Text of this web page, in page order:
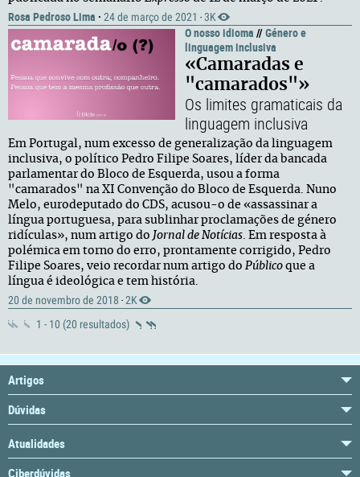
Rosa Pedroso Lima · 24 de março de 2021 · 3K
O nosso idioma //Género e
linguagem inclusiva
«Camaradas e
"camarados"»
Os limites gramaticais da
linguagem inclusiva
Em Portugal, num excesso de generalização da linguagem
inclusiva, o político Pedro Filipe Soares, líder da bancada
parlamentar do Bloco de Esquerda, usou a forma
"camarados" na XI Convenção do Bloco de Esquerda. Nuno
Melo, eurodeputado do CDS, acusou-o de «assassinar a
língua portuguesa, para sublinhar proclamações de género
ridículas», num artigo do Jornal de Notícias. Em resposta à
polémica em torno do erro, prontamente corrigido, Pedro
Filipe Soares, veio recordar num artigo do Público que a
língua é ideológica e tem história.
20 de novembro de 2018 · 2K
1 - 10 (20 resultados)
Artigos
Dúvidas
Atualidades
Ciberdúvidas